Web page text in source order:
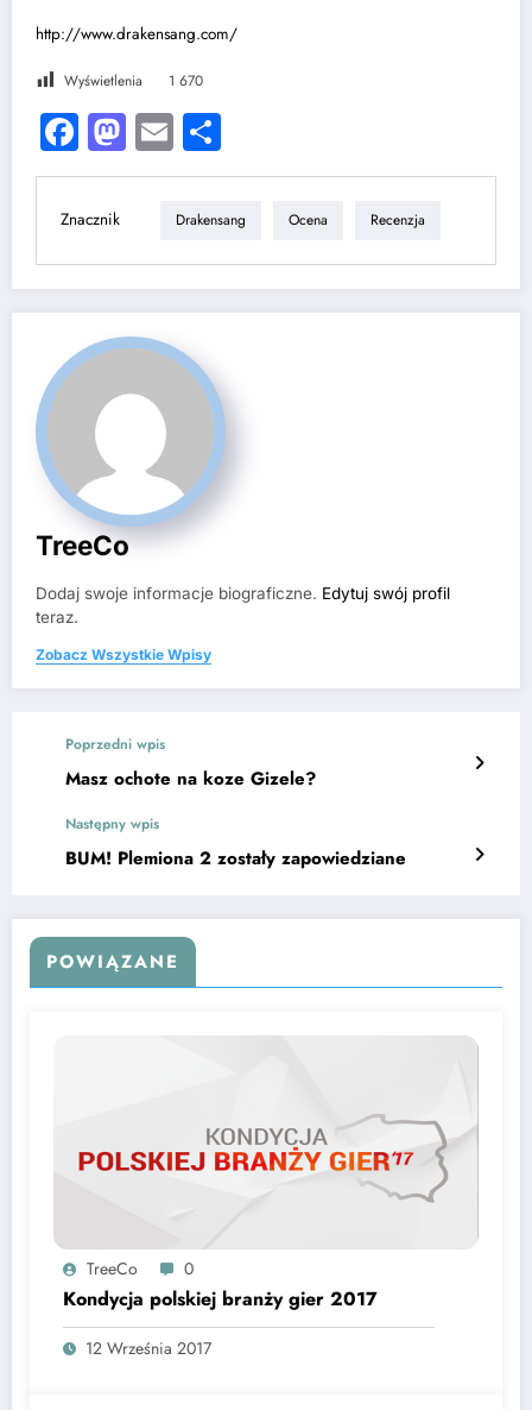
http://www.drakensang.com/
Wyświetlenia 1 670
Facebook
Mastodon
Email
Znacznik Drakensang Ocena Recenzja
TreeCo
Dodaj swoje informacje biograficzne. Edytuj swój profil
teraz.
Zobacz Wszystkie Wpisy
Poprzedni wpis
Masz ochote na koze Gizele?
Następny wpis
BUM! Plemiona 2 zostały zapowiedziane
POWIĄZANE
TreeCo 0
Kondycja polskiej branży gier 2017
12 Września 2017